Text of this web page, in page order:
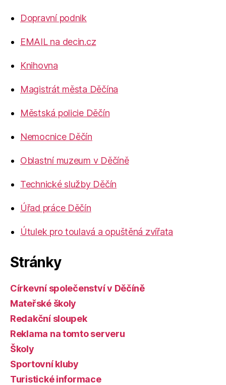
Dopravní podnik
EMAIL na decin.cz
Knihovna
Magistrát města Děčína
Městská policie Děčín
Nemocnice Děčín
Oblastní muzeum v Děčíně
Technické služby Děčín
Úřad práce Děčín
Útulek pro toulavá a opuštěná zvířata
Stránky
Církevní společenství v Děčíně
Mateřské školy
Redakční sloupek
Reklama na tomto serveru
Školy
Sportovní kluby
Turistické informace